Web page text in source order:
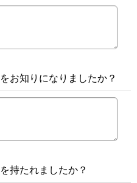
お知りになりましたか？
持たれましたか？